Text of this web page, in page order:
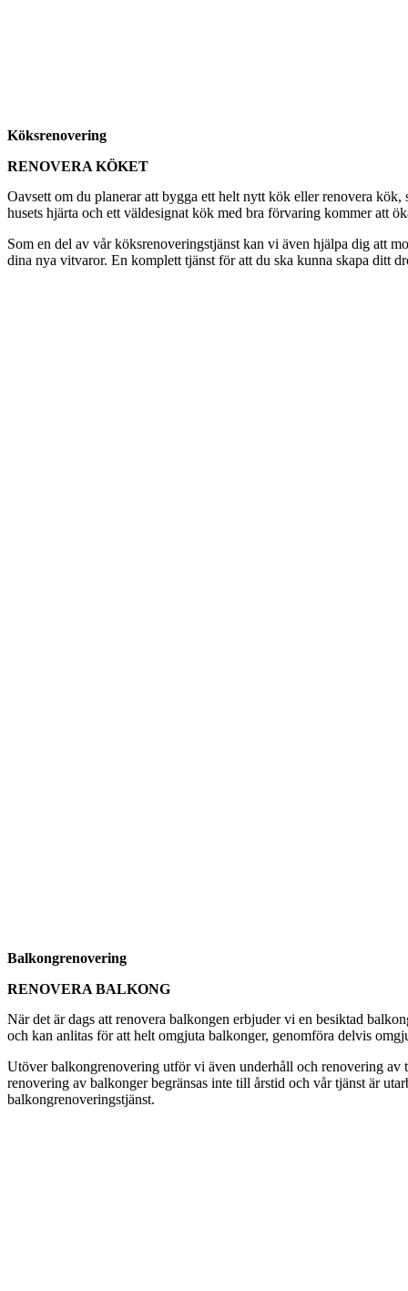
Köksrenovering
RENOVERA KÖKET
Oavsett om du planerar att bygga ett helt nytt kök eller renovera
husets hjärta och ett väldesignat kök med bra förvaring kommer att
Som en del av vår köksrenoveringstjänst kan vi även hjälpa dig att
dina nya vitvaror. En komplett tjänst för att du ska kunna skapa ditt
Balkongrenovering
RENOVERA BALKONG
När det är dags att renovera balkongen erbjuder vi en besiktad
och kan anlitas för att helt omgjuta balkonger, genomföra delvis
Utöver balkongrenovering utför vi även underhåll och renovering av
renovering av balkonger begränsas inte till årstid och vår tjänst är
balkongrenoveringstjänst.